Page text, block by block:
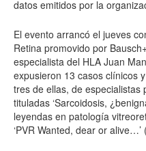
datos emitidos por la
El evento arrancó el jueves
Retina promovido por
especialista del HLA Juan
expusieron 13 casos clínicos
tres de ellas, de especialistas
tituladas ‘Sarcoidosis,
leyendas en patología
‘PVR Wanted, dear or